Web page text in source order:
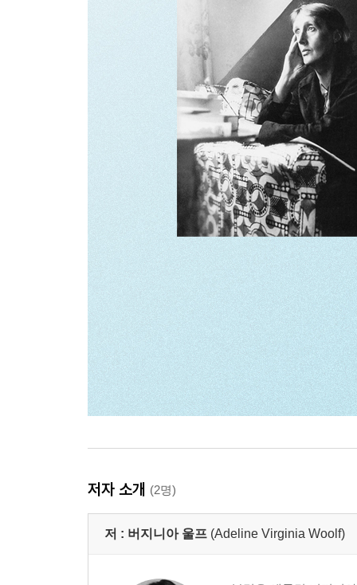
저자 소개 (2명)
저 : 버지니아 울프 (Adeline Virginia Woolf)